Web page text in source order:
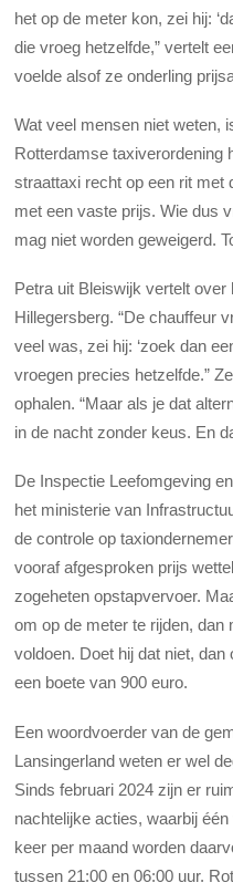
het op de meter kon, zei hij:
die vroeg hetzelfde,” vertelt
voelde alsof ze onderling
Wat veel mensen niet weten,
Rotterdamse taxiverordening
straattaxi recht op een rit met
met een vaste prijs. Wie dus
mag niet worden geweigerd.
Petra uit Bleiswijk vertelt
Hillegersberg. “De chauffeur
veel was, zei hij: ‘zoek dan
vroegen precies hetzelfde.”
ophalen. “Maar als je dat
in de nacht zonder keus. En
De Inspectie Leefomgeving
het ministerie van
de controle op
vooraf afgesproken prijs
zogeheten opstapvervoer.
om op de meter te rijden, dan
voldoen. Doet hij dat niet,
een boete van 900 euro.
Een woordvoerder van de
Lansingerland weten er wel
Sinds februari 2024 zijn er
nachtelijke acties, waarbij
keer per maand worden
tussen 21:00 en 06:00 uur.